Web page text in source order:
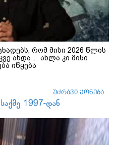
რომ მისი 2026 წლის
ახდა… ახლა კი მისი
იწყება